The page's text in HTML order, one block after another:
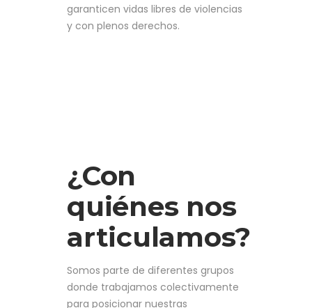
garanticen vidas libres de violencias
y con plenos derechos.
¿Con
quiénes nos
articulamos?
Somos parte de diferentes grupos
donde trabajamos colectivamente
para posicionar nuestras